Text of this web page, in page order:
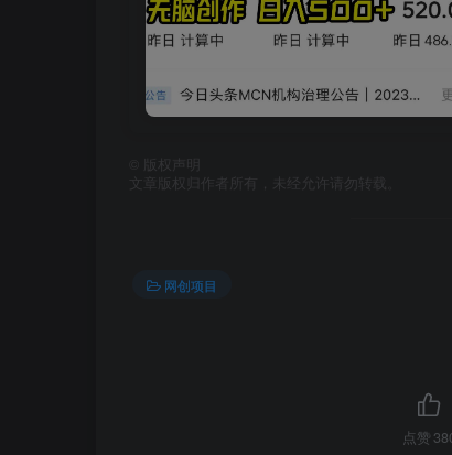
版权声明
文章版权归作者所有，未经允许请勿转载。
网创项目
点赞